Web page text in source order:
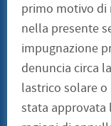
primo motivo
nella presente
impugnazione
denuncia circa
lastrico solare
stata approvata